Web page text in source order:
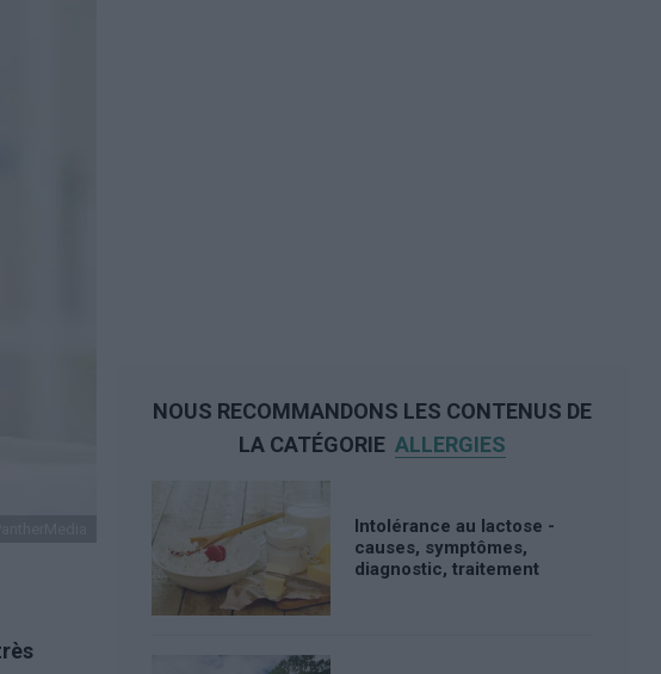
NOUS RECOMMANDONS LES CONTENUS DE
LA CATÉGORIE ALLERGIES
Intolérance au lactose -
causes, symptômes,
diagnostic, traitement